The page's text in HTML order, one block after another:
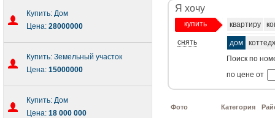
Купить: Дом
Цена: 28000000
Купить: Земельный участок
Цена: 15000000
Купить: Дом
Цена: 18 000 000
Я хочу
купить
снять
квартиру
дом
Поиск по
по цене от
Фото Категория